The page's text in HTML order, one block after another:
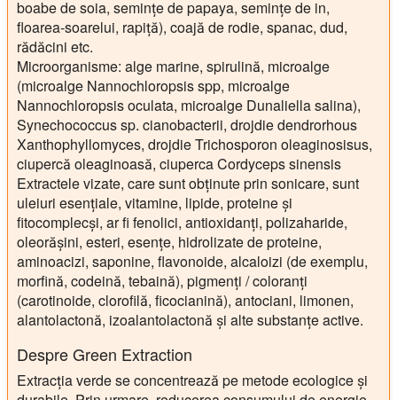
boabe de soia, semințe de papaya, semințe de in,
floarea-soarelui, rapiță), coajă de rodie, spanac, dud,
rădăcini etc.
Microorganisme: alge marine, spirulină, microalge
(microalge Nannochloropsis spp, microalge
Nannochloropsis oculata, microalge Dunaliella salina),
Synechococcus sp. cianobacterii, drojdie dendrorhous
Xanthophyllomyces, drojdie Trichosporon oleaginosisus,
ciupercă oleaginoasă, ciuperca Cordyceps sinensis
Extractele vizate, care sunt obținute prin sonicare, sunt
uleiuri esențiale, vitamine, lipide, proteine și
fitocomplecși, ar fi fenolici, antioxidanți, polizaharide,
oleorășini, esteri, esențe, hidrolizate de proteine,
aminoacizi, saponine, flavonoide, alcaloizi (de exemplu,
morfină, codeină, tebaină), pigmenți / coloranți
(carotinoide, clorofilă, ficocianină), antociani, limonen,
alantolactonă, izoalantolactonă și alte substanțe active.
Despre Green Extraction
Extracția verde se concentrează pe metode ecologice și